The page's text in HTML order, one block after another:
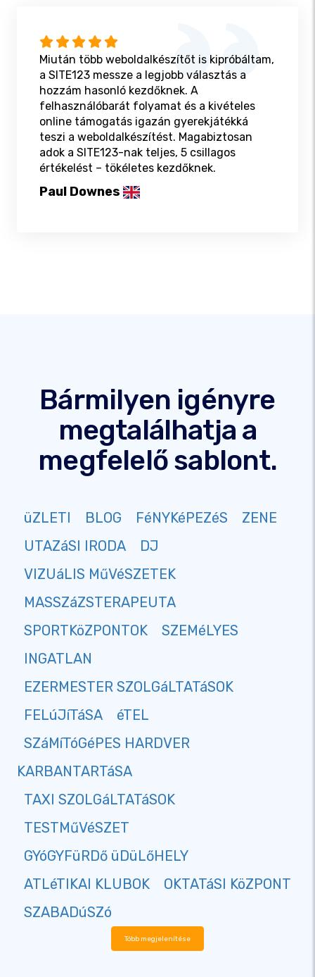
Miután több weboldalkészítőt is kipróbáltam,
a SITE123 messze a legjobb választás a
hozzám hasonló kezdőknek. A
felhasználóbarát folyamat és a kivételes
online támogatás igazán gyerekjátékká
teszi a weboldalkészítést. Magabiztosan
adok a SITE123-nak teljes, 5 csillagos
értékelést – tökéletes kezdőknek.
Paul Downes
Bármilyen igényre
megtalálhatja a
megfelelő sablont.
üZLETI BLOG FéNYKéPEZéS
ZENE
UTAZáSI IRODA
DJ
VIZUáLIS MűVéSZETEK
MASSZáZSTERAPEUTA
SPORTKöZPONTOK
SZEMéLYES
INGATLAN
EZERMESTER SZOLGáLTATáSOK
FELúJíTáSA
éTEL
SZáMíTóGéPES HARDVER
KARBANTARTáSA
TAXI SZOLGáLTATáSOK
TESTMűVéSZET
GYóGYFüRDő üDüLőHELY
ATLéTIKAI KLUBOK
OKTATáSI KöZPONT
SZABADúSZó
Több megjelenítése